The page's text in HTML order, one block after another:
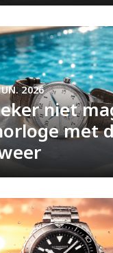
niet
met
2026